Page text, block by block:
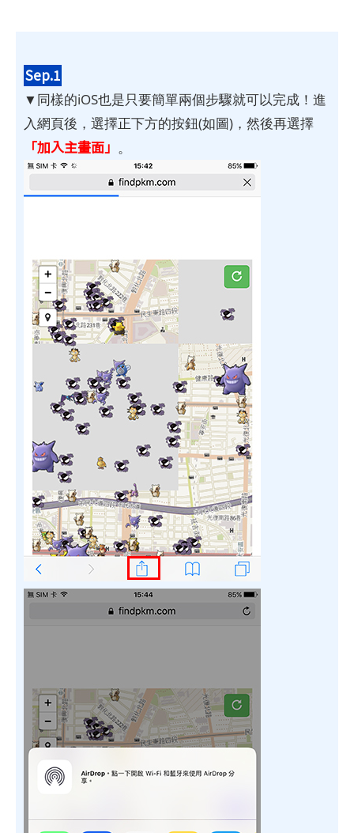
Sep.1
▼同樣的iOS也是只要簡單兩個步驟就可以完成！進
入網頁後，選擇正下方的按鈕(如圖)，然後再選擇
「加入主畫面」 。